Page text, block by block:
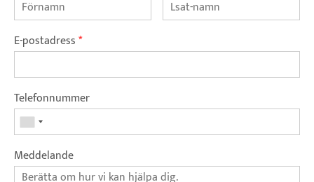
E-postadress*
Telefonnummer
Meddelande